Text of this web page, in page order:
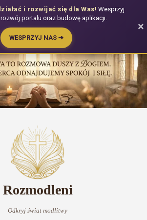
Rozmodleni
Odkryj świat modlitwy
i rozwijać się dla Was! Wesprzyj
portalu oraz budowę aplikacji.
WESPRZYJ NAS ➔
×